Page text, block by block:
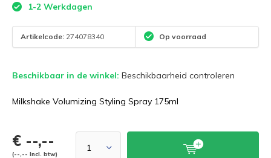
1-2 Werkdagen
Artikelcode: 274078340 Op voorraad
Beschikbaar in de winkel: Beschikbaarheid controleren
Milkshake Volumizing Styling Spray 175ml
€ --,--
(--,-- Incl. btw)